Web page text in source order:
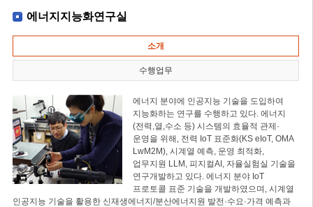
에너지지능화연구실
소개
수행업무
에너지 분야에 인공지능 기술을 도입하여
지능화하는 연구를 수행하고 있다. 에너지
(전력,열,수소 등) 시스템의 효율적 관제·
운영을 위해, 전력 IoT 표준화(KS eIoT, OMA
LwM2M), 시계열 예측, 운영 최적화,
업무지원 LLM, 피지컬AI, 자율실험실 기술을
연구개발하고 있다. 에너지 분야 IoT
프로토콜 표준 기술을 개발하였으며, 시계열
인공지능 기술을 활용한 신재생에너지/분산에너지원 발전·수요·가격 예측과